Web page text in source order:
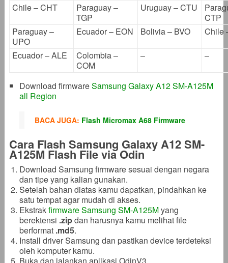
Chile – CHT
Paraguay –
TGP
Uruguay – CTU
CTP
Paraguay –
UPO
Ecuador – EON Bolivia – BVO Chile
Ecuador – ALE
Colombia –
COM
– –
Download firmwareSamsung Galaxy A12 SM-A125M
all Region
BACA JUGA: Flash Micromax A68 Firmware
Cara Flash Samsung Galaxy A12 SM-
A125M Flash File via Odin
Download Samsung firmware sesuai dengan negara
dan tipe yang kalian gunakan.
Setelah bahan diatas kamu dapatkan, pindahkan ke
satu tempat agar mudah di akses.
Ekstrakfirmware Samsung SM-A125Myang
berektensi .zipdan harusnya kamu melihat file
berformat .md5.
Install driver Samsung dan pastikan device terdeteksi
oleh komputer kamu.